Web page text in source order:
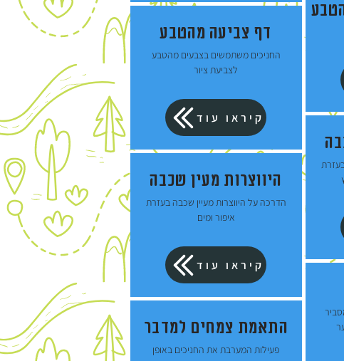
דף צביעה מהטבע
החניכים משתמשים בצבעים מהטבע
לצביעת ציור
קיראו עוד
היווצרות מעין שכבה
הדרכה על היווצרות מעיין שכבה בעזרת
איפור ומים
קיראו עוד
התאמת צמחים למדבר
פעילות המערבת את החניכים באופן